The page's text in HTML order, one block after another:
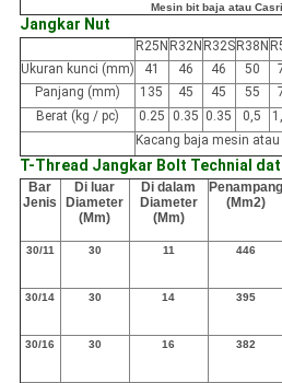
Mesin bit baja atau
Jangkar Nut
R25N R32N R32S R38N
Ukuran kunci (mm)
41 46 46 50
Panjang (mm)
135 45 45 55
Berat (kg / pc)
0.25 0.35 0.35 0,5
Kacang baja mesin
T-Thread Jangkar Bolt Technial
Bar
Jenis
Di luar
Diameter
(Mm)
Di dalam
Diameter
(Mm)
Penampang
(Mm2)
30/11 30 11 446
30/14
30 14 395
30/16
30 16 382